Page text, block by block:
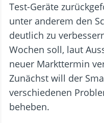
Test-Geräte
unter anderem den
deutlich zu
Wochen soll, laut
neuer Markttermin
Zunächst will der
verschiedenen
beheben.